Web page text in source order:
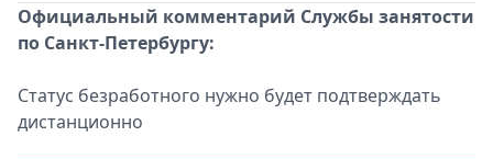
Официальный комментарий Службы занятости
по Санкт-Петербургу:
Статус безработного нужно будет подтверждать
дистанционно